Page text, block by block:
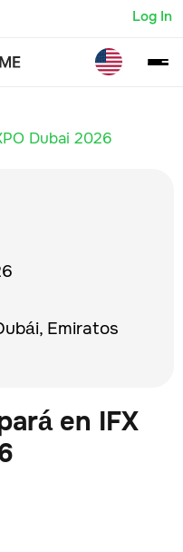
Log In
Dubai 2026
en IFX
Emiratos